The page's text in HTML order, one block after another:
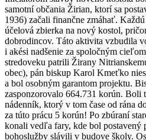
samotní občania Žirian, ktorí sa
1936) začali finančne zmáhať.
účelová zbierka na nový kostol,
dobrodincov. Táto aktivita vzbudila
i akési nadšenie za spoločným
stredoveku patrili Žirany
obec), pán biskup Karol Kmeťko
a bol osobným garantom projektu.
zasponzorovalo 664.731 korún. Boli
nádenník, ktorý v tom čase od rána
za túto prácu 5 korún! Po zbúraní
konali vedľa fary, kde bol postavený
bohoslužby slávili v budove školy.